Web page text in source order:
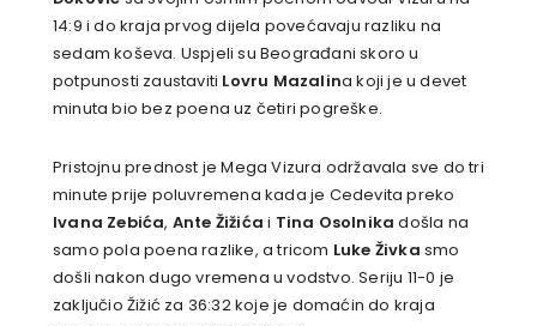
14:9 i do kraja prvog dijela povećavaju razliku na
sedam koševa. Uspjeli su Beograđani skoro u
potpunosti zaustaviti Lovru Mazalina koji je u devet
minuta bio bez poena uz četiri pogreške.
Pristojnu prednost je Mega Vizura održavala sve do tri
minute prije poluvremena kada je Cedevita preko
Ivana Zebića, Ante Žižića i Tina Osolnika došla na
samo pola poena razlike, a tricom Luke Živka smo
došli nakon dugo vremena u vodstvo. Seriju 11-0 je
zaključio Žižić za 36:32 koje je domaćin do kraja